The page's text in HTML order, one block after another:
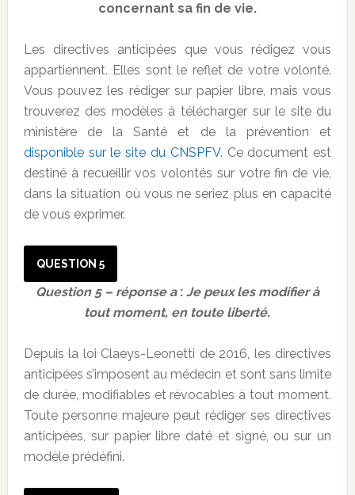
concernant sa fin de vie.
Les directives anticipées que vous rédigez vous
appartiennent. Elles sont le reflet de votre volonté.
Vous pouvez les rédiger sur papier libre, mais vous
trouverez des modèles à télécharger sur le site du
ministère de la Santé et de la prévention et
disponible sur le site du CNSPFV. Ce document est
destiné à recueillir vos volontés sur votre fin de vie,
dans la situation où vous ne seriez plus en capacité
de vous exprimer.
QUESTION 5
Question 5 – réponse a : Je peux les modifier à
tout moment, en toute liberté.
Depuis la loi Claeys-Leonetti de 2016, les directives
anticipées s’imposent au médecin et sont sans limite
de durée, modifiables et révocables à tout moment.
Toute personne majeure peut rédiger ses directives
anticipées, sur papier libre daté et signé, ou sur un
modèle prédéfini.